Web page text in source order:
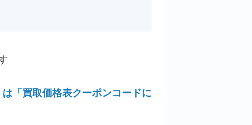
「買取価格表クーポンコードに